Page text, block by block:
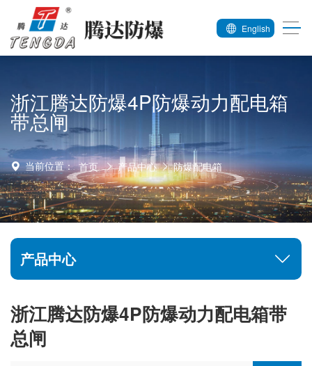
English
浙江腾达防爆4P防爆动力配电箱
带总闸
当前位置： 首页 产品中心 防爆配电箱
产品中心
浙江腾达防爆4P防爆动力配电箱带
总闸